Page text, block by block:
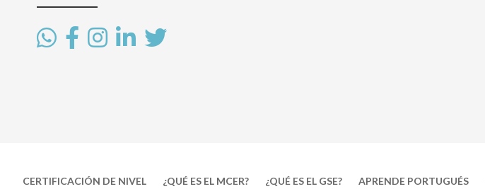
CERTIFICACIÓN DE NIVEL ¿QUÉ ES EL MCER? ¿QUÉ ES EL GSE? APRENDE PORTUGUÉS